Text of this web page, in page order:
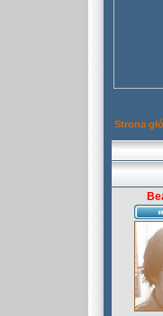
Strona